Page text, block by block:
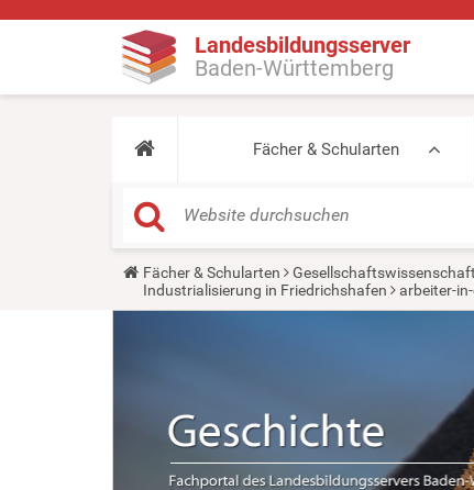
Landesbildungsserver
Baden-Württemberg
Fächer & Schularten
Y
u
Fächer & Schularten
Industrialisierung in Friedrichshafen
arbeiter-